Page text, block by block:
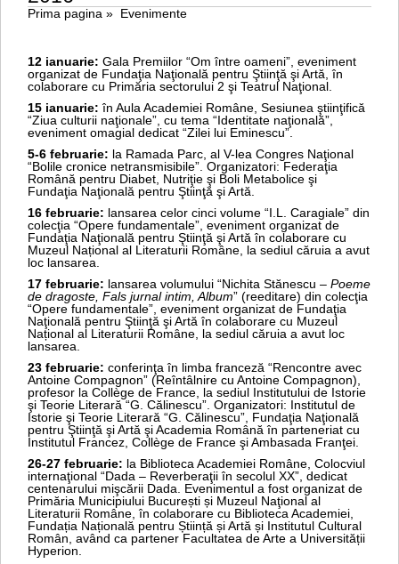
Prima pagina » Evenimente
12 ianuarie: Gala Premiilor “Om între oameni”, eveniment
organizat de Fundaţia Naţională pentru Ştiinţă şi Artă, în
colaborare cu Primăria sectorului 2 şi Teatrul Naţional.
15 ianuarie: în Aula Academiei Române, Sesiunea ştiinţifică
“Ziua culturii naţionale”, cu tema “Identitate naţională”,
eveniment omagial dedicat “Zilei lui Eminescu”.
5-6 februarie: la Ramada Parc, al V-lea Congres Naţional
“Bolile cronice netransmisibile”. Organizatori: Federaţia
Română pentru Diabet, Nutriţie şi Boli Metabolice şi
Fundaţia Naţională pentru Ştiinţă şi Artă.
16 februarie: lansarea celor cinci volume “I.L. Caragiale” din
colecţia “Opere fundamentale”, eveniment organizat de
Fundaţia Naţională pentru Ştiinţă şi Artă în colaborare cu
Muzeul Național al Literaturii Române, la sediul căruia a avut
loc lansarea.
17 februarie: lansarea volumului “Nichita Stănescu – Poeme
de dragoste, Fals jurnal intim, Album” (reeditare) din colecţia
“Opere fundamentale”, eveniment organizat de Fundaţia
Naţională pentru Ştiinţă şi Artă în colaborare cu Muzeul
Național al Literaturii Române, la sediul căruia a avut loc
lansarea.
23 februarie: conferinţa în limba franceză “Rencontre avec
Antoine Compagnon” (Reîntâlnire cu Antoine Compagnon),
profesor la Collège de France, la sediul Institutului de Istorie
şi Teorie Literară “G. Călinescu”. Organizatori: Institutul de
Istorie şi Teorie Literară “G. Călinescu”, Fundaţia Naţională
pentru Ştiinţă şi Artă şi Academia Română în parteneriat cu
Institutul Francez, Collège de France şi Ambasada Franţei.
26-27 februarie: la Biblioteca Academiei Române, Colocviul
internaţional “Dada – Reverberaţii în secolul XX”, dedicat
centenarului mişcării Dada. Evenimentul a fost organizat de
Primăria Municipiului București și Muzeul Naţional al
Literaturii Române, în colaborare cu Biblioteca Academiei,
Fundația Națională pentru Știință și Artă și Institutul Cultural
Român, având ca partener Facultatea de Arte a Universității
Hyperion.